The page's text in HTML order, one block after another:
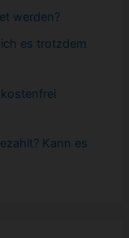
werden?
es trotzdem
Kann es